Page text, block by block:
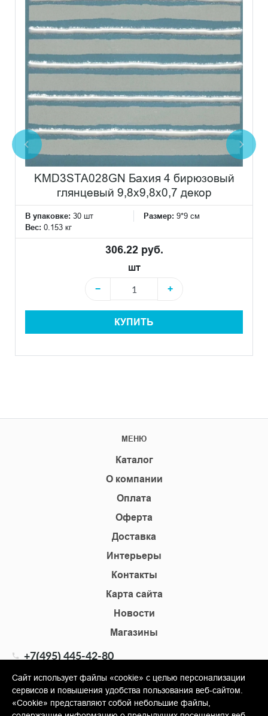
KMD3STA028GN Бахия 4 бирюзовый
глянцевый 9,8x9,8x0,7 декор
В упаковке: 30 шт Размер: 9*9 см
Вес: 0.153 кг
306.22 руб.
шт
−
+
КУПИТЬ
МЕНЮ
Каталог
О компании
Оплата
Оферта
Доставка
Интерьеры
Контакты
Карта сайта
Новости
Магазины
+7(495) 445-42-80
info@shopkm.ru
Сайт использует файлы «cookie» с целью персонализации
сервисов и повышения удобства пользования веб-сайтом.
«Cookie» представляют собой небольшие файлы,